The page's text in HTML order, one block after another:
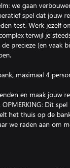
we gaan
spel dat jouw
test. Werk jezelf
terwijl je
precieze (en vaak
maximaal 4
en maak jouw
Dit
het thuis op de
we raden aan om